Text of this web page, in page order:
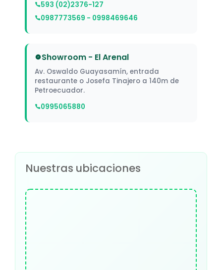
593 (02)2376-127
0987773569 - 0998469646
Showroom - El Arenal
Av. Oswaldo Guayasamín, entrada
restaurante o Josefa Tinajero a 140m de
Petroecuador.
0995065880
Nuestras ubicaciones